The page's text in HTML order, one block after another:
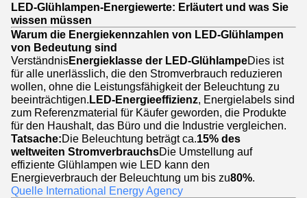
LED-Glühlampen-Energiewerte: Erläutert und was Sie
wissen müssen
Warum die Energiekennzahlen von LED-Glühlampen
von Bedeutung sind
VerständnisEnergieklasse der LED-GlühlampeDies ist
für alle unerlässlich, die den Stromverbrauch reduzieren
wollen, ohne die Leistungsfähigkeit der Beleuchtung zu
beeinträchtigen. LED-Energieeffizienz, Energielabels sind
zum Referenzmaterial für Käufer geworden, die Produkte
für den Haushalt, das Büro und die Industrie vergleichen.
Tatsache:Die Beleuchtung beträgt ca.15% des
weltweiten StromverbrauchsDie Umstellung auf
effiziente Glühlampen wie LED kann den
Energieverbrauch der Beleuchtung um bis zu80%.
Quelle International Energy Agency